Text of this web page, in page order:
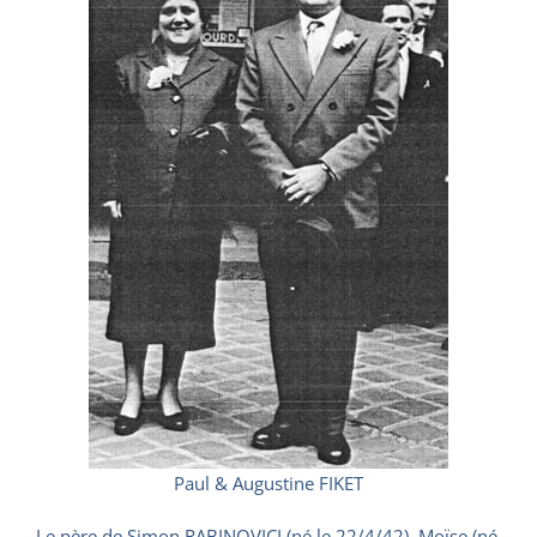
Paul & Augustine FIKET